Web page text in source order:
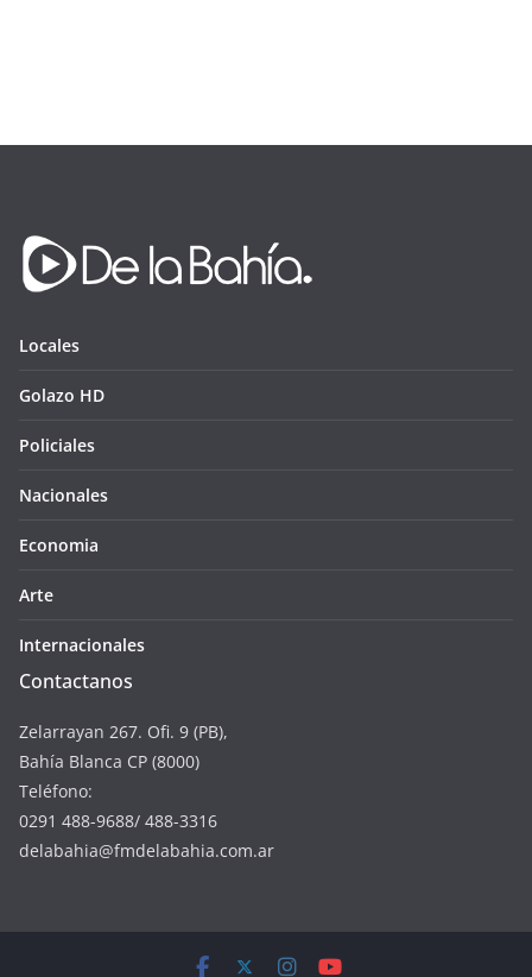
Locales
Golazo HD
Policiales
Nacionales
Economia
Arte
Internacionales
Contactanos
Zelarrayan 267. Ofi. 9 (PB),
Bahía Blanca CP (8000)
Teléfono:
0291 488-9688/ 488-3316
delabahia@fmdelabahia.com.ar